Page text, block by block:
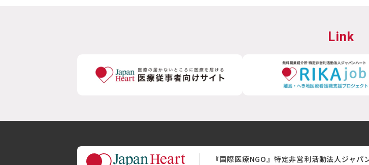
Link
『国際医療NGO』特定非営利活動法人ジャパ